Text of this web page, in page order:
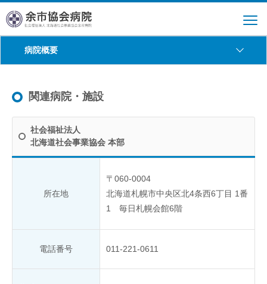
病院概要
関連病院・施設
社会福祉法人
北海道社会事業協会 本部
所在地
〒060-0004
北海道札幌市中央区北4条西6丁目 1番
1 毎日札幌会館6階
電話番号 011-221-0611